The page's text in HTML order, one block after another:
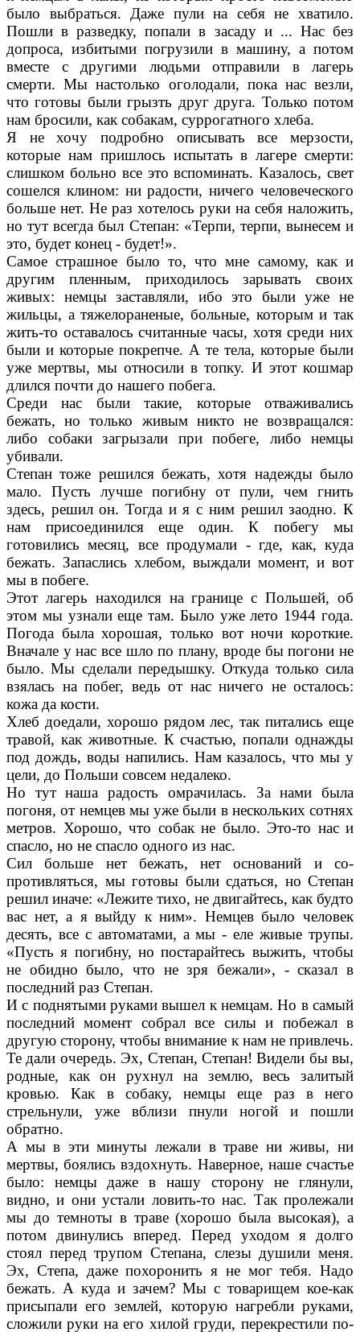
было выбраться. Даже пули на себя не хватило.
Пошли в разведку, попали в засаду и ... Нас без
допроса, избитыми по­грузили в машину, а потом
вместе с другими людьми отправили в лагерь
смерти. Мы на­столько оголодали, пока нас везли,
что готовы были грызть друг друга. Только потом
нам бро­сили, как собакам, суррогатного хлеба.
Я не хочу подробно описывать все мерзос­ти,
которые нам пришлось испытать в лагере смерти:
слишком больно все это вспоминать. Казалось, свет
сошелся клином: ни радости, ничего человеческого
больше нет. Не раз хо­телось руки на себя наложить,
но тут всегда был Степан: «Терпи, терпи, вынесем и
это, бу­дет конец - будет!».
Самое страшное было то, что мне самому, как и
другим пленным, приходилось зарывать своих
живых: немцы заставляли, ибо это были уже не
жильцы, а тяжелораненые, больные, которым и так
жить-то оставалось считанные часы, хотя среди них
были и которые покреп­че. А те тела, которые были
уже мертвы, мы относили в топку. И этот кошмар
длился почти до нашего побега.
Среди нас были такие, которые отваживались
бежать, но только живым никто не возвращал­ся:
либо собаки загрызали при побеге, либо немцы
убивали.
Степан тоже решился бежать, хотя надежды было
мало. Пусть лучше погибну от пули, чем гнить
здесь, решил он. Тогда и я с ним решил заодно. К
нам присоединился еще один. К побегу мы
готовились месяц, все продумали - где, как, куда
бежать. Запаслись хлебом, выж­дали момент, и вот
мы в побеге.
Этот лагерь находился на границе с Польшей, об
этом мы узнали еще там. Было уже лето 1944 года.
Погода была хоро­шая, только вот ночи короткие.
Вначале у нас все шло по плану, вроде бы погони не
было. Мы сделали передышку. Откуда только сила
взялась на побег, ведь от нас ничего не оста­лось:
кожа да кости.
Хлеб доедали, хорошо рядом лес, так пита­лись еще
травой, как животные. К счастью, попали однажды
под дождь, воды напились. Нам казалось, что мы у
цели, до Польши со­всем недалеко.
Но тут наша радость омрачилась. За нами была
погоня, от немцев мы уже были в не­скольких сотнях
метров. Хорошо, что собак не было. Это-то нас и
спасло, но не спасло одно­го из нас.
Сил больше нет бежать, нет оснований и со­
противляться, мы готовы были сдаться, но Сте­пан
решил иначе: «Лежите тихо, не двигайтесь, как будто
вас нет, а я выйду к ним». Немцев было человек
десять, все с автоматами, а мы - еле живые трупы.
«Пусть я погибну, но по­старайтесь выжить, чтобы
не обидно было, что не зря бежали», - сказал в
последний раз Сте­пан.
И с поднятыми руками вышел к немцам. Но в самый
последний момент собрал все силы и побежал в
другую сторону, чтобы внимание к нам не привлечь.
Те дали очередь. Эх, Сте­пан, Степан! Видели бы вы,
родные, как он рухнул на землю, весь залитый
кровью. Как в собаку, немцы еще раз в него
стрельнули, уже вблизи пнули ногой и пошли
обратно.
А мы в эти минуты лежали в траве ни живы, ни
мертвы, боялись вздохнуть. Наверное, наше счастье
было: немцы даже в нашу сторону не глянули,
видно, и они устали ловить-то нас. Так пролежали
мы до темноты в траве (хорошо была высокая), а
потом двинулись вперед. Перед уходом я долго
стоял перед трупом Сте­пана, слезы душили меня.
Эх, Степа, даже похоронить я не мог тебя. Надо
бежать. А куда и зачем? Мы с товарищем кое-как
присыпали его землей, которую нагребли руками,
сложи­ли руки на его хилой груди, перекрестили по-